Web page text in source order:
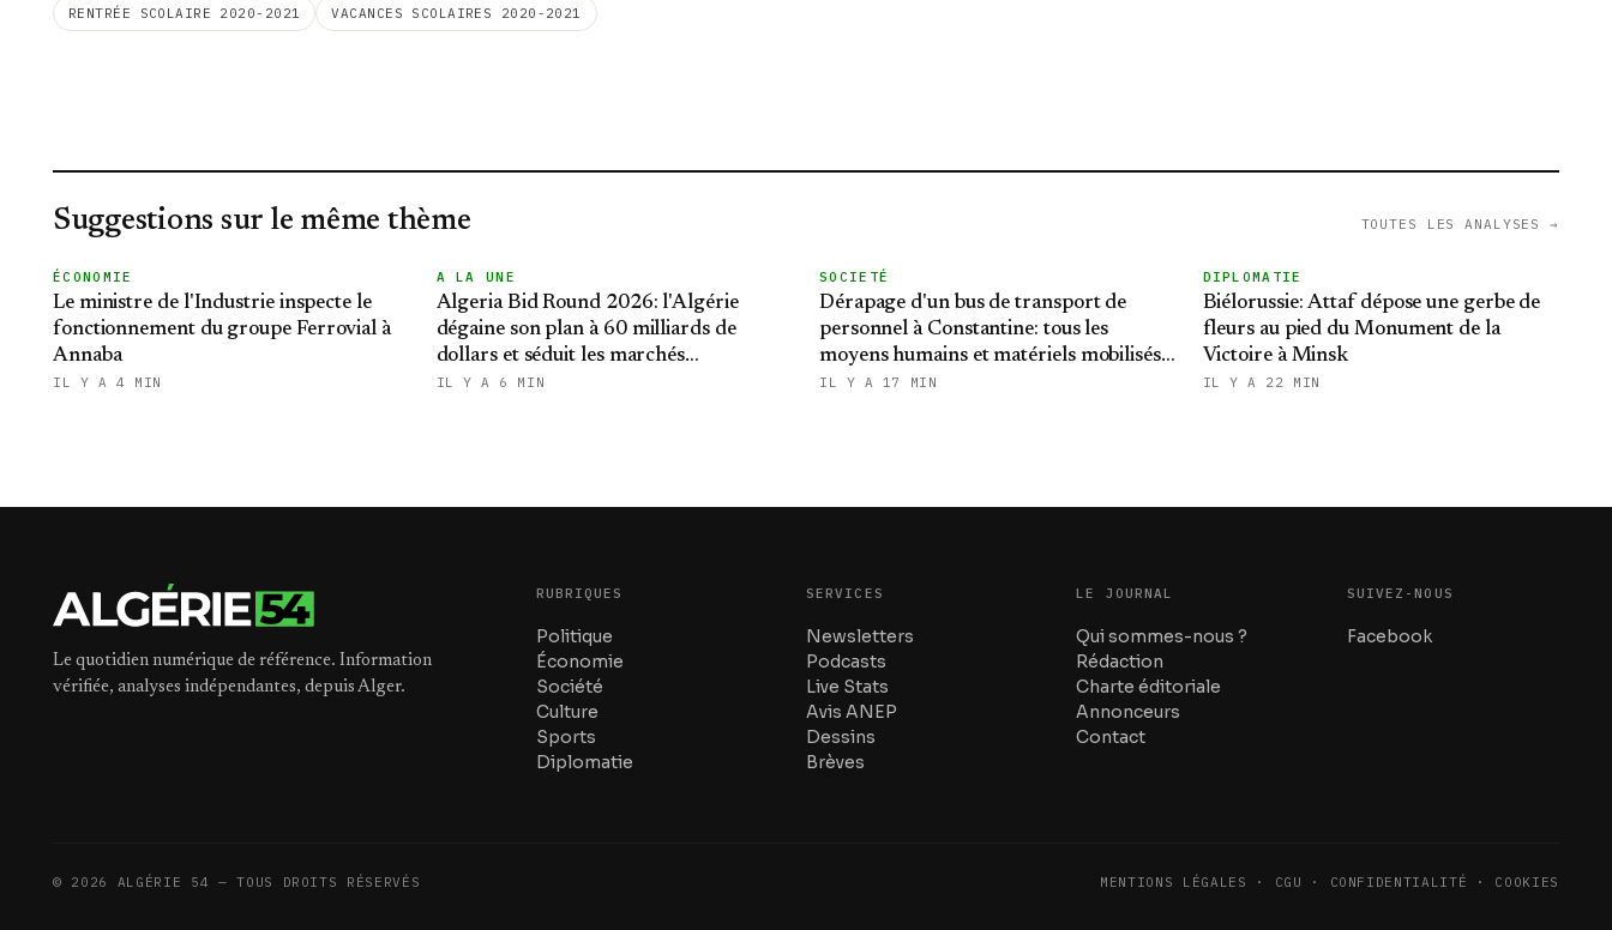
RENTRÉE SCOLAIRE 2020-2021 VACANCES SCOLAIRES 2020-2021
Suggestions sur le même thème TOUTES LES ANALYSES →
ÉCONOMIE
Le ministre de l'Industrie inspecte le
fonctionnement du groupe Ferrovial à
Annaba
IL Y A 4 MIN
A LA UNE
Algeria Bid Round 2026: l'Algérie
dégaine son plan à 60 milliards de
dollars et séduit les marchés
internationaux
IL Y A 6 MIN
SOCIETÉ
Dérapage d'un bus de transport de
personnel à Constantine: tous les
moyens humains et matériels mobilisés
pour la prise en charge des blessés
IL Y A 17 MIN
DIPLOMATIE
Biélorussie: Attaf dépose une gerbe de
fleurs au pied du Monument de la
Victoire à Minsk
IL Y A 22 MIN
Le quotidien numérique de référence. Information
vérifiée, analyses indépendantes, depuis Alger.
RUBRIQUES
Politique
Économie
Société
Culture
Sports
Diplomatie
SERVICES
Newsletters
Podcasts
Live Stats
Avis ANEP
Dessins
Brèves
LE JOURNAL
Qui sommes-nous ?
Rédaction
Charte éditoriale
Annonceurs
Contact
SUIVEZ-NOUS
Facebook
© 2026 ALGÉRIE 54 — TOUS DROITS RÉSERVÉS MENTIONS LÉGALES · CGU · CONFIDENTIALITÉ · COOKIES